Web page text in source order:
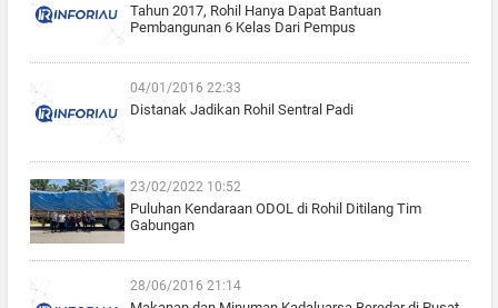
Tahun 2017, Rohil Hanya Dapat Bantuan
Pembangunan 6 Kelas Dari Pempus
04/01/2016 22:33
Distanak Jadikan Rohil Sentral Padi
23/02/2022 10:52
Puluhan Kendaraan ODOL di Rohil Ditilang Tim
Gabungan
28/06/2016 21:14